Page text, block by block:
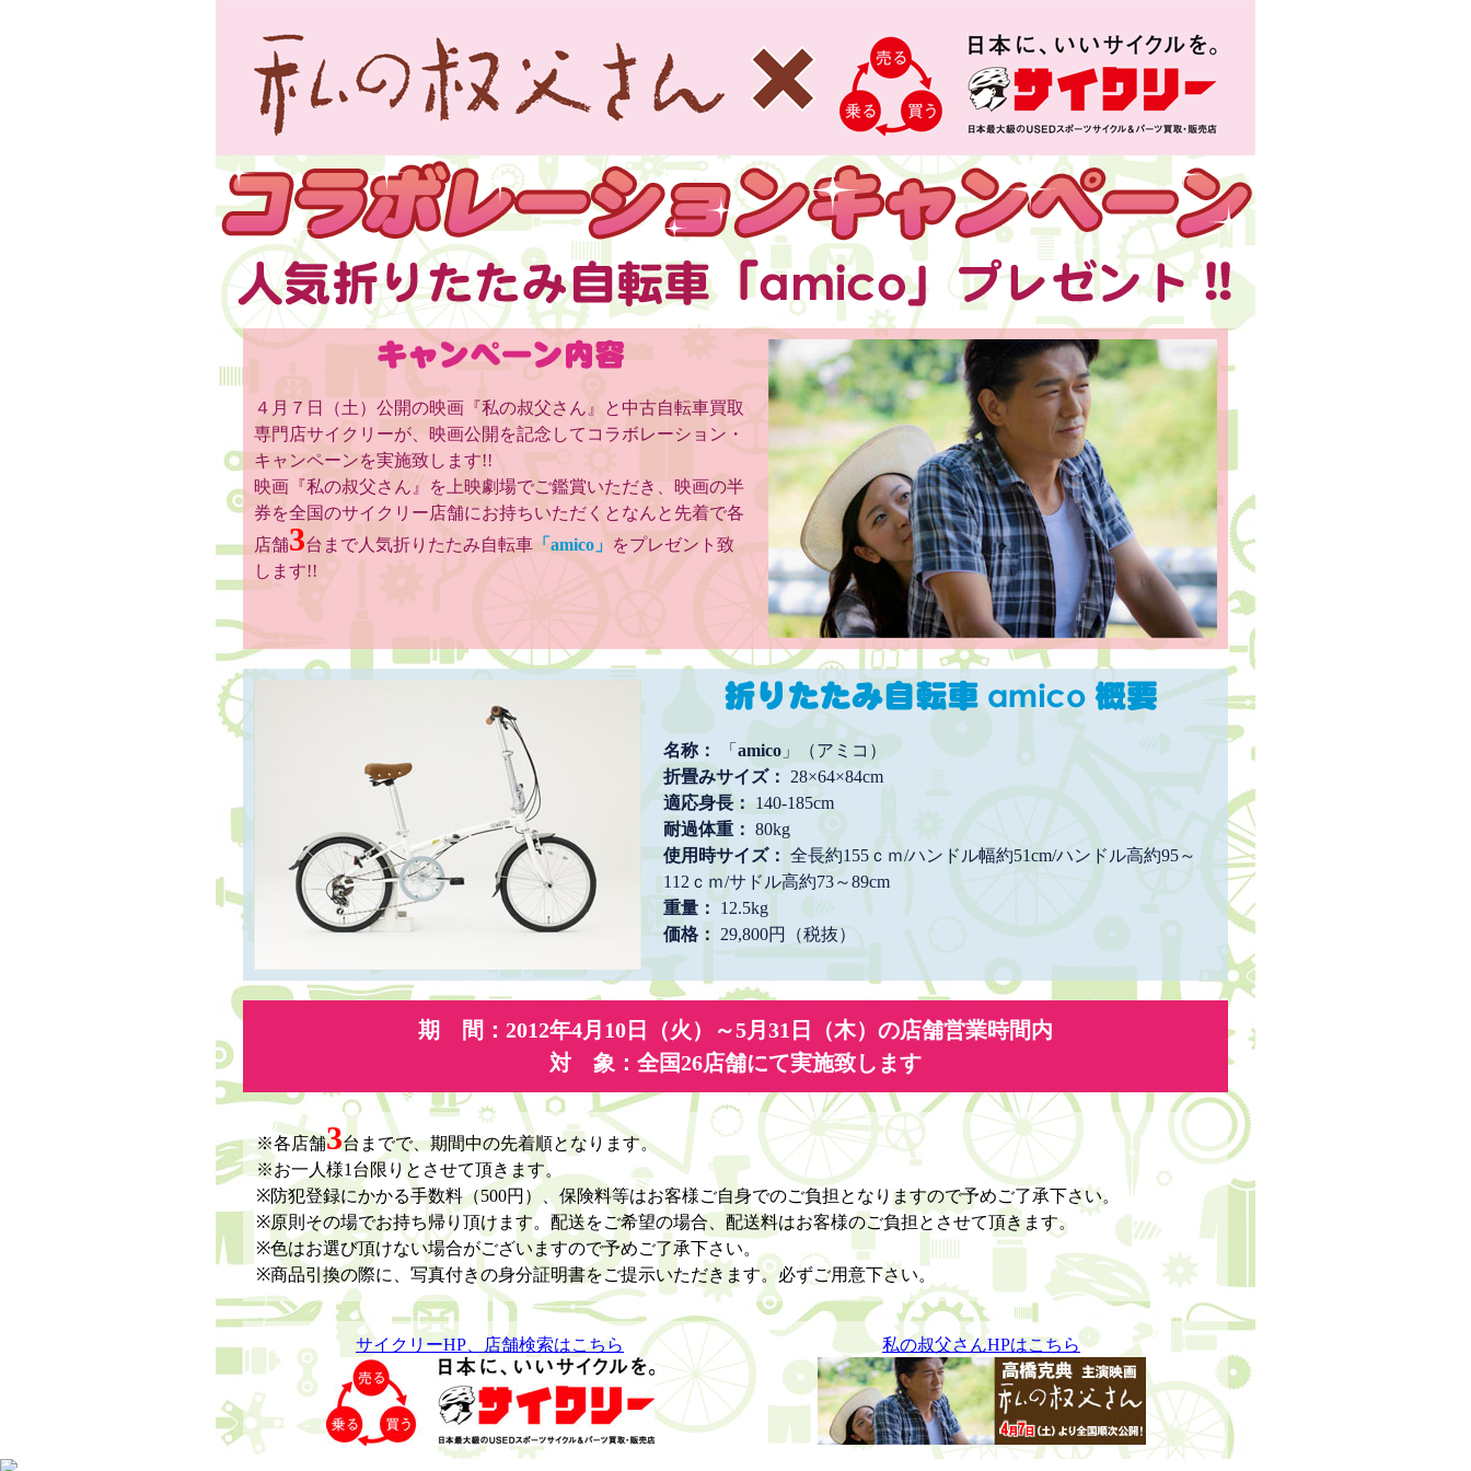
４月７日（土）公開の映画『私の叔父さん』と中古自転車買取
専門店サイクリーが、映画公開を記念してコラボレーション・
キャンペーンを実施致します!!
映画『私の叔父さん』を上映劇場でご鑑賞いただき、映画の半
券を全国のサイクリー店舗にお持ちいただくとなんと先着で各
店舗3台まで人気折りたたみ自転車 「 amico 」 をプレゼント致
します!!
名称： 「 amico 」（アミコ）
折畳みサイズ：
28×64×84cm
適応身長：
140-185cm
耐過体重： 80kg
使用時サイズ： 全長約155ｃｍ/ハンドル幅約51cm/ハンドル高約95～
112ｃｍ/サドル高約73～89cm
重量：
12.5kg
価格：
29,800円（税抜）
期 間：2012年4月10日（火）～5月31日（木）の店舗営業時間内
対 象：全国26店舗にて実施致します
※各店舗3台までで、期間中の先着順となります。
※お一人様1台限りとさせて頂きます。
※防犯登録にかかる手数料（500円）、保険料等はお客様ご自身でのご負担となりますので予めご了承下さい。
※原則その場でお持ち帰り頂けます。配送をご希望の場合、配送料はお客様のご負担とさせて頂きます。
※色はお選び頂けない場合がございますので予めご了承下さい。
※商品引換の際に、写真付きの身分証明書をご提示いただきます。必ずご用意下さい。
サイクリーHP、店舗検索はこちら 私の叔父さんHPはこちら